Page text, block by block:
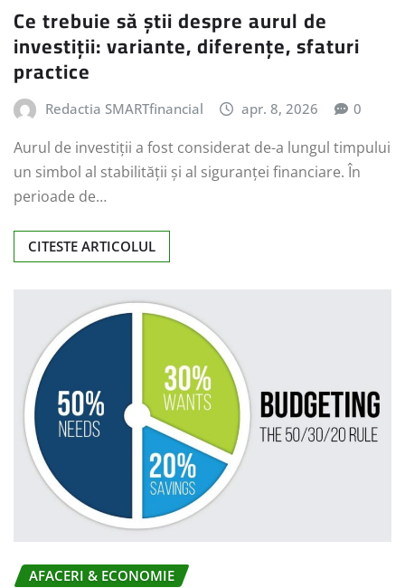
Ce trebuie să știi despre aurul de
investiții: variante, diferențe, sfaturi
practice
Redactia SMARTfinancial apr. 8, 2026 0
Aurul de investiții a fost considerat de-a lungul timpului
un simbol al stabilității și al siguranței financiare. În
perioade de…
CITESTE ARTICOLUL
AFACERI & ECONOMIE